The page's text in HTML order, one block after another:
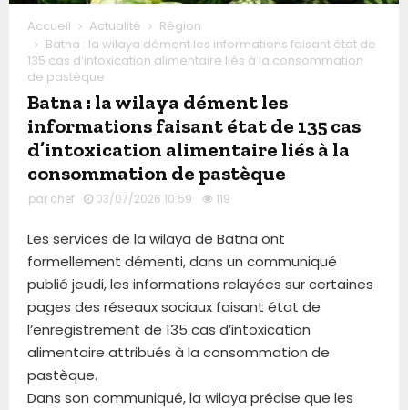
Accueil Actualité
Région
Batna : la wilaya dément les informations faisant état de
135 cas d’intoxication alimentaire liés à la consommation
de pastèque
Batna : la wilaya dément les
informations faisant état de 135 cas
d’intoxication alimentaire liés à la
consommation de pastèque
par chef 03/07/2026 10:59 119
Les services de la wilaya de Batna ont
formellement démenti, dans un communiqué
publié jeudi, les informations relayées sur certaines
pages des réseaux sociaux faisant état de
l’enregistrement de 135 cas d’intoxication
alimentaire attribués à la consommation de
pastèque.
Dans son communiqué, la wilaya précise que les